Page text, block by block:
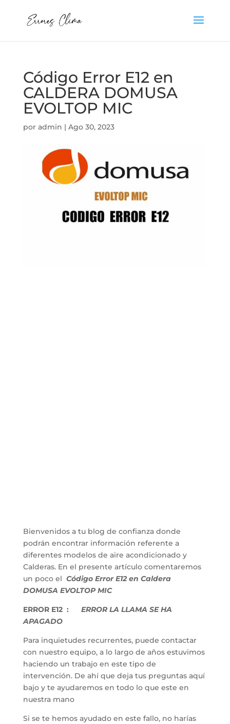
Código Error E12 en
CALDERA DOMUSA
EVOLTOP MIC
por admin | Ago 30, 2023
Bienvenidos a tu blog de confianza donde
podrán encontrar información referente a
diferentes modelos de aire acondicionado y
Calderas. En el presente artículo comentaremos
un poco el Código Error E12 en Caldera
DOMUSA EVOLTOP MIC
ERROR E12 :
ERROR LA LLAMA SE HA
APAGADO
Para inquietudes recurrentes, puede contactar
con nuestro equipo, a lo largo de años estuvimos
haciendo un trabajo en este tipo de
intervención. De ahí que deja tus preguntas aquí
bajo y te ayudaremos en todo lo que este en
nuestra mano
Si se te hemos ayudado en este fallo, no harías